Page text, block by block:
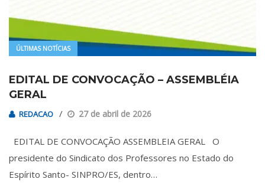
ÚLTIMAS NOTÍCIAS
EDITAL DE CONVOCAÇÃO – ASSEMBLÉIA
GERAL
REDACAO 27 de abril de 2026
EDITAL DE CONVOCAÇÃO ASSEMBLEIA GERAL O
presidente do Sindicato dos Professores no Estado do
Espírito Santo- SINPRO/ES, dentro…